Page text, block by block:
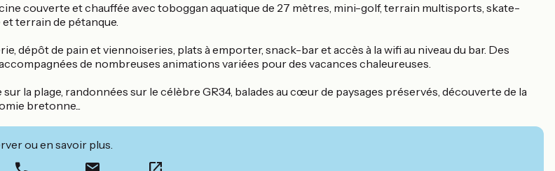
couverte et chauffée avec toboggan aquatique de 27 mètres, mini-golf, terrain multisports, skate-
et terrain de pétanque.
dépôt de pain et viennoiseries, plats à emporter, snack-bar et accès à la wifi au niveau du bar. Des
de nombreuses animations variées pour des vacances chaleureuses.
la plage, randonnées sur le célèbre GR34, balades au cœur de paysages préservés, découverte de la
bretonne...
ou en savoir plus.